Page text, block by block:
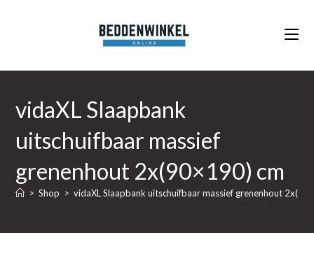
vidaXL Slaapbank
uitschuifbaar massief
grenenhout 2x(90×190) cm
> Shop > vidaXL Slaapbank uitschuifbaar massief grenenhout